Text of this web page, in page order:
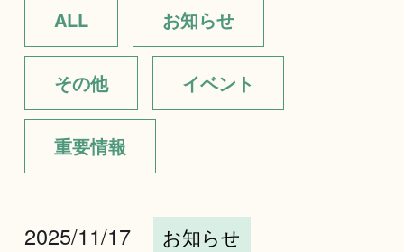
ALL お知らせ
その他 イベント
重要情報
2025/11/17 お知らせ